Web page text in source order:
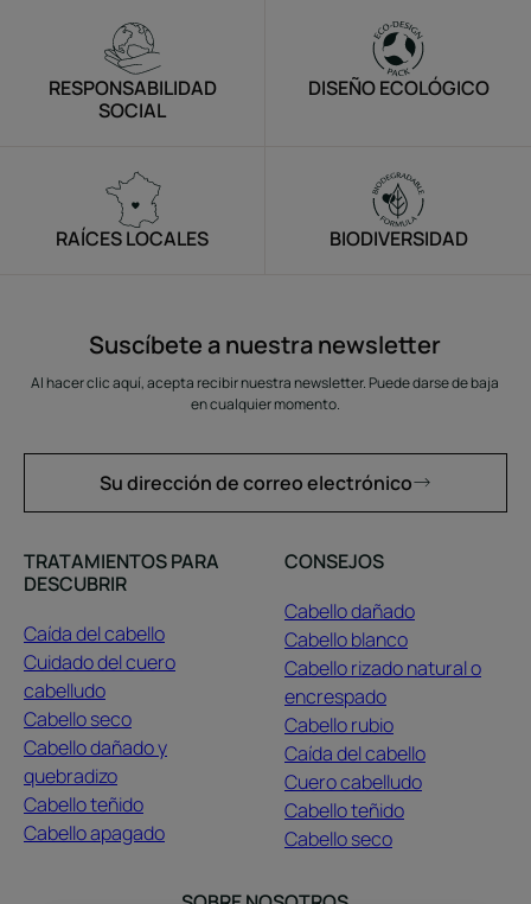
RESPONSABILIDAD
SOCIAL
DISEÑO ECOLÓGICO
RAÍCES LOCALES BIODIVERSIDAD
Suscíbete a nuestra newsletter
Al hacer clic aquí, acepta recibir nuestra newsletter. Puede darse de baja
en cualquier momento.
Su dirección de correo electrónico
TRATAMIENTOS PARA
DESCUBRIR
Caída del cabello
Cuidado del cuero
cabelludo
Cabello seco
Cabello dañado y
quebradizo
Cabello teñido
Cabello apagado
CONSEJOS
Cabello dañado
Cabello blanco
Cabello rizado natural o
encrespado
Cabello rubio
Caída del cabello
Cuero cabelludo
Cabello teñido
Cabello seco